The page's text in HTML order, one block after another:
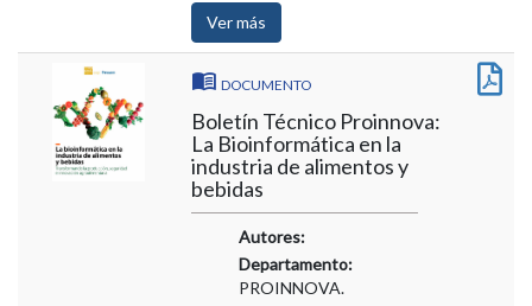
Ver más
DOCUMENTO
Boletín Técnico Proinnova:
La Bioinformática en la
industria de alimentos y
bebidas
Autores:
Departamento:
PROINNOVA.